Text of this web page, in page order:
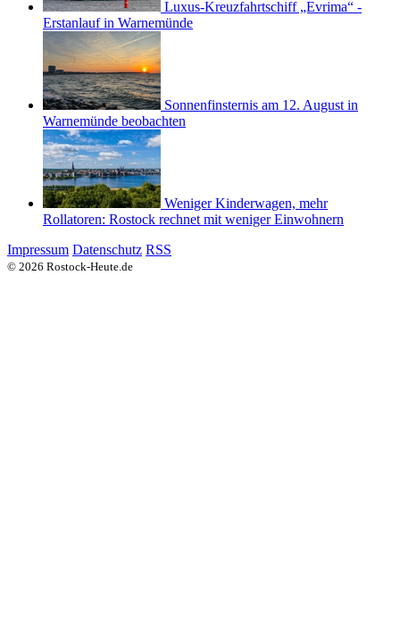
Luxus-Kreuzfahrtschiff „Evrima“ -
Erstanlauf in Warnemünde
Sonnenfinsternis am 12. August in
Warnemünde beobachten
Weniger Kinderwagen, mehr
Rollatoren: Rostock rechnet mit weniger Einwohnern
Impressum Datenschutz RSS
© 2026 Rostock-Heute.de